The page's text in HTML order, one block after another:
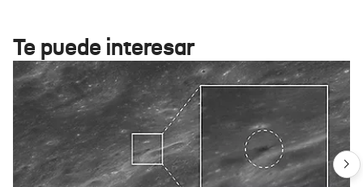
Te puede interesar